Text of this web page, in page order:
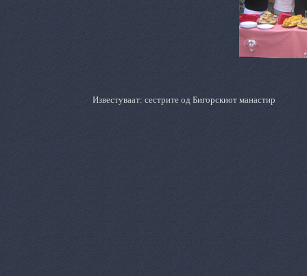
Известуваат: сестрите од Бигорскиот манастир